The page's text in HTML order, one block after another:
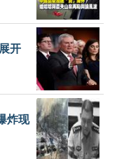
开
炸现